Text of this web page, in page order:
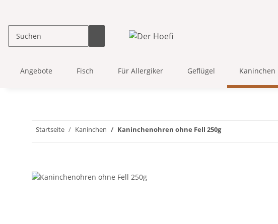
Angebote Fisch Für Allergiker Geflügel Kaninchen
Startseite Kaninchen Kaninchenohren ohne Fell 250g